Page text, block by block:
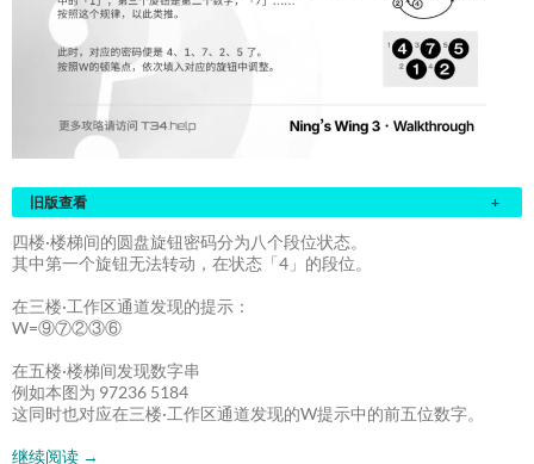
旧版查看 +
四楼·楼梯间的圆盘旋钮密码分为八个段位状态。
其中第一个旋钮无法转动，在状态「4」的段位。
在三楼·工作区通道发现的提示：
W=⑨⑦②③⑥
在五楼·楼梯间发现数字串
例如本图为 97236 5184
这同时也对应在三楼·工作区通道发现的W提示中的前五位数字。
继续阅读 →